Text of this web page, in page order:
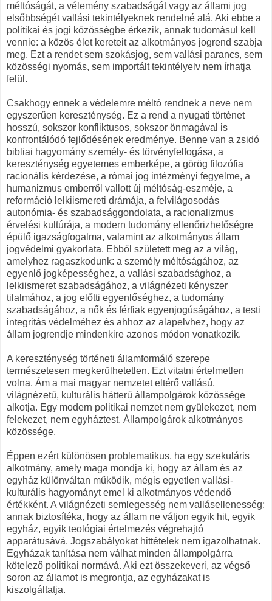
méltóságát, a vélemény szabadságát vagy az állami jog
elsőbbségét vallási tekintélyeknek rendelné alá. Aki ebbe a
politikai és jogi közösségbe érkezik, annak tudomásul kell
vennie: a közös élet kereteit az alkotmányos jogrend szabja
meg. Ezt a rendet sem szokásjog, sem vallási parancs, sem
közösségi nyomás, sem importált tekintélyelv nem írhatja
felül.
Csakhogy ennek a védelemre méltó rendnek a neve nem
egyszerűen kereszténység. Ez a rend a nyugati történet
hosszú, sokszor konfliktusos, sokszor önmagával is
konfrontálódó fejlődésének eredménye. Benne van a zsidó
bibliai hagyomány személy- és törvényfelfogása, a
kereszténység egyetemes emberképe, a görög filozófia
racionális kérdezése, a római jog intézményi fegyelme, a
humanizmus emberről vallott új méltóság-eszméje, a
reformáció lelkiismereti drámája, a felvilágosodás
autonómia- és szabadsággondolata, a racionalizmus
érvelési kultúrája, a modern tudomány ellenőrizhetőségre
épülő igazságfogalma, valamint az alkotmányos állam
jogvédelmi gyakorlata. Ebből született meg az a világ,
amelyhez ragaszkodunk: a személy méltóságához, az
egyenlő jogképességhez, a vallási szabadsághoz, a
lelkiismeret szabadságához, a világnézeti kényszer
tilalmához, a jog előtti egyenlőséghez, a tudomány
szabadságához, a nők és férfiak egyenjogúságához, a testi
integritás védelméhez és ahhoz az alapelvhez, hogy az
állam jogrendje mindenkire azonos módon vonatkozik.
A kereszténység történeti államformáló szerepe
természetesen megkerülhetetlen. Ezt vitatni értelmetlen
volna. Ám a mai magyar nemzetet eltérő vallású,
világnézetű, kulturális hátterű állampolgárok közössége
alkotja. Egy modern politikai nemzet nem gyülekezet, nem
felekezet, nem egyháztest. Állampolgárok alkotmányos
közössége.
Éppen ezért különösen problematikus, ha egy szekuláris
alkotmány, amely maga mondja ki, hogy az állam és az
egyház különváltan működik, mégis egyetlen vallási-
kulturális hagyományt emel ki alkotmányos védendő
értékként. A világnézeti semlegesség nem vallásellenesség;
annak biztosítéka, hogy az állam ne váljon egyik hit, egyik
egyház, egyik teológiai értelmezés végrehajtó
apparátusává. Jogszabályokat hittételek nem igazolhatnak.
Egyházak tanítása nem válhat minden állampolgárra
kötelező politikai normává. Aki ezt összekeveri, az végső
soron az államot is megrontja, az egyházakat is
kiszolgáltatja.